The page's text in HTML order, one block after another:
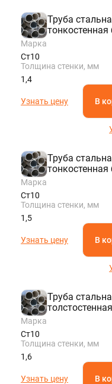
Труба
Марка
Ст10
Толщина стенки, мм
1,4
Узнать цену В
Труба
Марка
Ст10
Толщина стенки, мм
1,5
Узнать цену В
Труба
Марка
Ст10
Толщина стенки, мм
1,6
Узнать цену В